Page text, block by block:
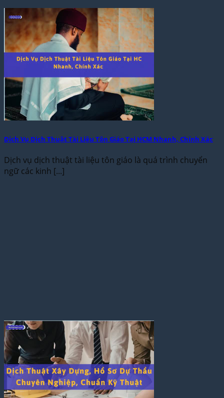
Dịch Vụ Dịch Thuật Tài Liệu Tôn Giáo Tại HCM Nhanh, Chính Xác
Dịch vụ dịch thuật tài liệu tôn giáo là quá trình chuyển
ngữ các kinh [...]